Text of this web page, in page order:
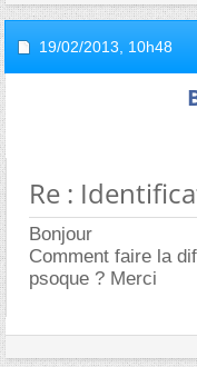
19/02/2013, 10h48
Re :
Bonjour
Comment faire la
psoque ? Merci